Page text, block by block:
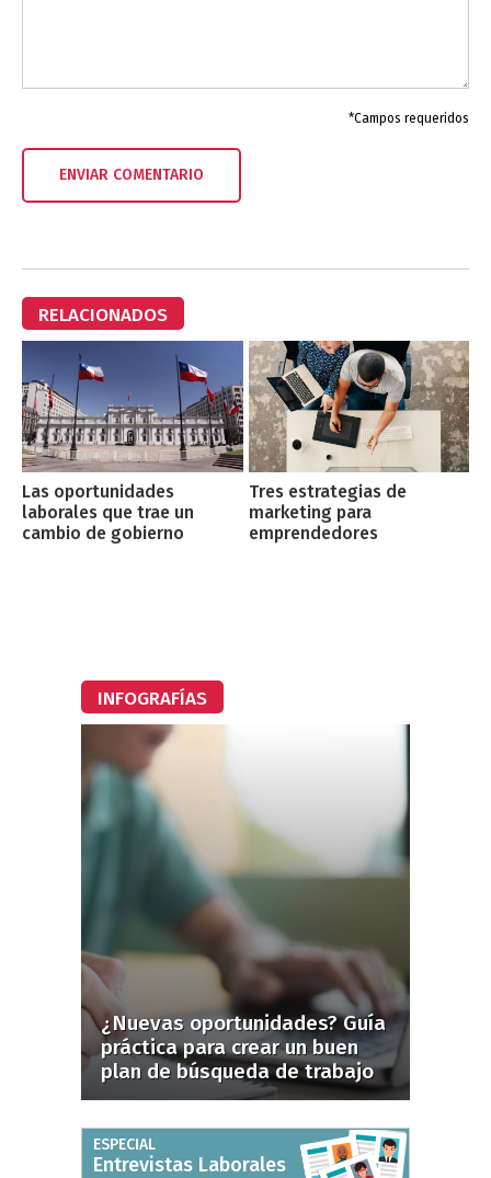
*Campos requeridos
RELACIONADOS
Las oportunidades
laborales que trae un
cambio de gobierno
Tres estrategias de
marketing para
emprendedores
INFOGRAFÍAS
¿Nuevas oportunidades? Guía
práctica para crear un buen
plan de búsqueda de trabajo
ESPECIAL
Entrevistas Laborales